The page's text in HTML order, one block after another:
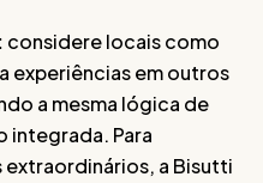
considere locais como
experiências em outros
a mesma lógica de
integrada. Para
a Bisutti